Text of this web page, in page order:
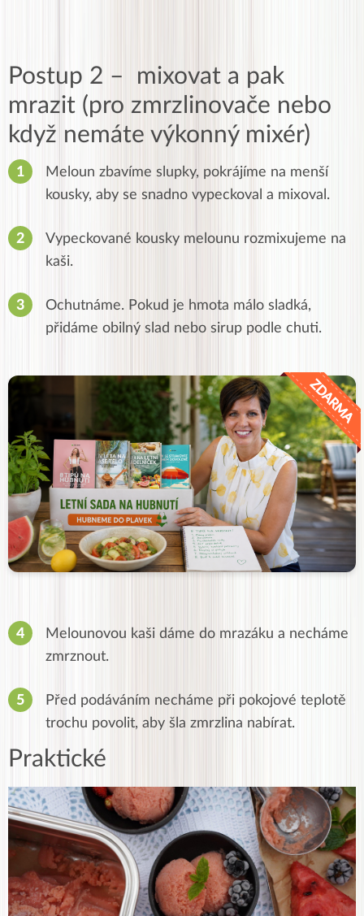
Postup 2 – mixovat a pak
mrazit (pro zmrzlinovače nebo
když nemáte výkonný mixér)
Meloun zbavíme slupky, pokrájíme na menší
kousky, aby se snadno vypeckoval a mixoval.
Vypeckované kousky melounu rozmixujeme na
kaši.
Ochutnáme. Pokud je hmota málo sladká,
přidáme obilný slad nebo sirup podle chuti.
Melounovou kaši dáme do mrazáku a necháme
zmrznout.
Před podáváním necháme při pokojové teplotě
trochu povolit, aby šla zmrzlina nabírat.
Praktické